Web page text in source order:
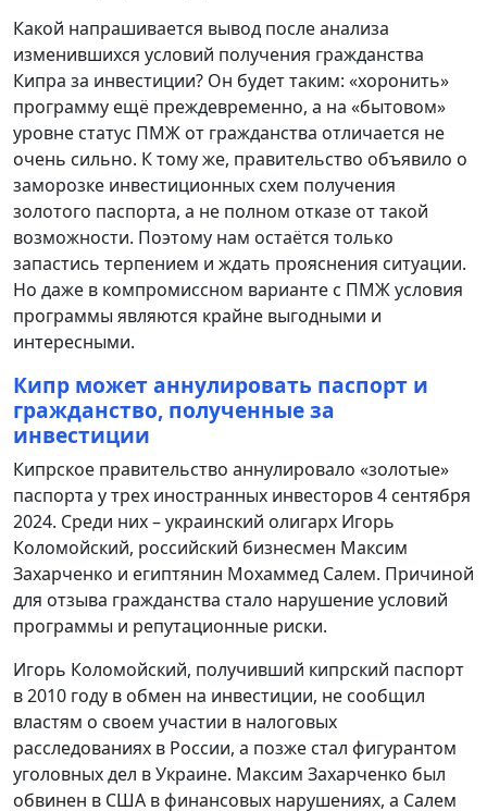
Какой напрашивается вывод после анализа
изменившихся условий получения гражданства
Кипра за инвестиции? Он будет таким: «хоронить»
программу ещё преждевременно, а на «бытовом»
уровне статус ПМЖ от гражданства отличается не
очень сильно. К тому же, правительство объявило о
заморозке инвестиционных схем получения
золотого паспорта, а не полном отказе от такой
возможности. Поэтому нам остаётся только
запастись терпением и ждать прояснения ситуации.
Но даже в компромиссном варианте с ПМЖ условия
программы являются крайне выгодными и
интересными.
Кипр может аннулировать паспорт и
гражданство, полученные за
инвестиции
Кипрское правительство аннулировало «золотые»
паспорта у трех иностранных инвесторов 4 сентября
2024. Среди них – украинский олигарх Игорь
Коломойский, российский бизнесмен Максим
Захарченко и египтянин Мохаммед Салем. Причиной
для отзыва гражданства стало нарушение условий
программы и репутационные риски.
Игорь Коломойский, получивший кипрский паспорт
в 2010 году в обмен на инвестиции, не сообщил
властям о своем участии в налоговых
расследованиях в России, а позже стал фигурантом
уголовных дел в Украине. Максим Захарченко был
обвинен в США в финансовых нарушениях, а Салем